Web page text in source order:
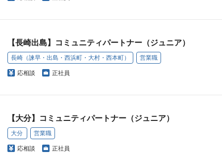
【長崎出島】コミュニティパートナー（ジュニア）
長崎（諫早・出島・西浜町・大村・西本町） 営業職
応相談 正社員
【大分】コミュニティパートナー（ジュニア）
大分 営業職
応相談 正社員